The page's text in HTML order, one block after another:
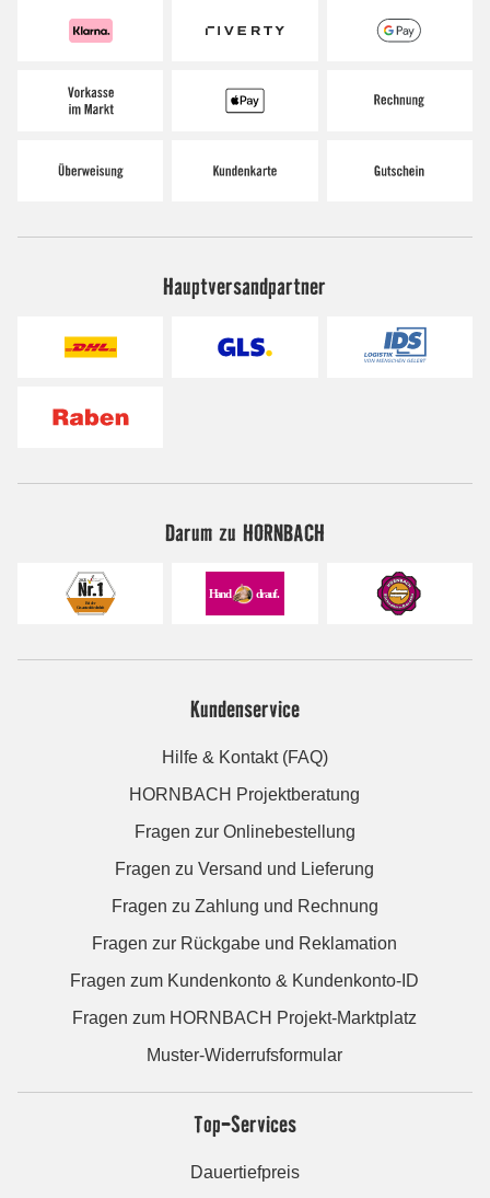
Hauptversandpartner
Darum zu HORNBACH
Kundenservice
Hilfe & Kontakt (FAQ)
HORNBACH Projektberatung
Fragen zur Onlinebestellung
Fragen zu Versand und Lieferung
Fragen zu Zahlung und Rechnung
Fragen zur Rückgabe und Reklamation
Fragen zum Kundenkonto & Kundenkonto-ID
Fragen zum HORNBACH Projekt-Marktplatz
Muster-Widerrufsformular
Top-Services
Dauertiefpreis